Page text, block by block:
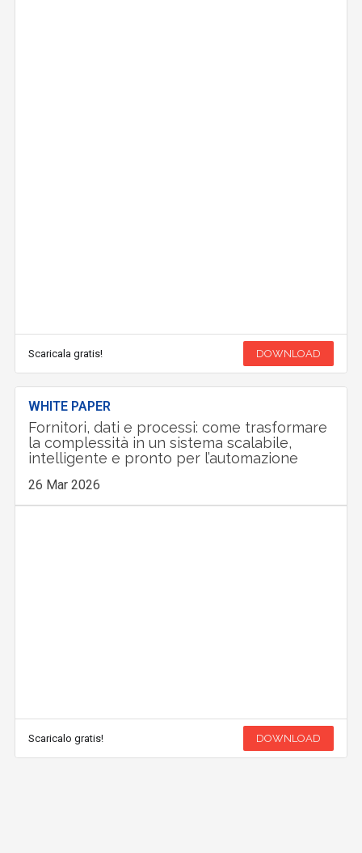
Scaricala gratis! DOWNLOAD
WHITE PAPER
Fornitori, dati e processi: come trasformare
la complessità in un sistema scalabile,
intelligente e pronto per l’automazione
26 Mar 2026
Scaricalo gratis! DOWNLOAD